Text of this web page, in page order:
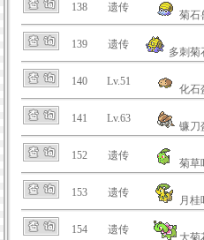
138 遗传
菊石
139 遗传
多刺菊
140 Lv.51
化石
141 Lv.63
镰刀
152 遗传
菊草
153 遗传
月桂
154 遗传
大菊